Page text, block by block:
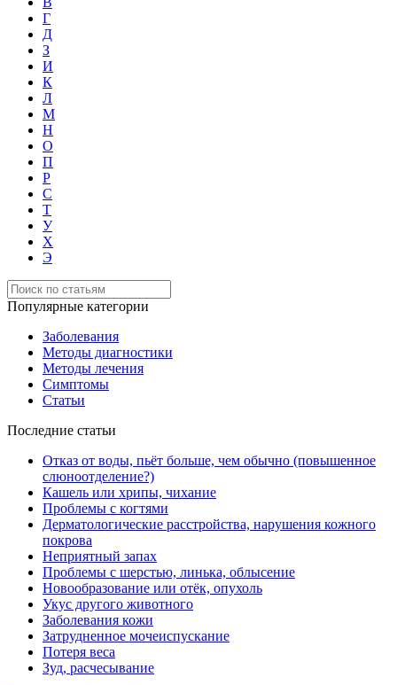
Г
Д
З
И
К
Л
М
Н
О
П
Р
С
Т
У
Х
Э
Популярные категории
Заболевания
Методы диагностики
Методы лечения
Симптомы
Статьи
Последние статьи
Отказ от воды, пьёт больше, чем обычно (повышенное
слюноотделение?)
Кашель или хрипы, чихание
Проблемы с когтями
Дерматологические расстройства, нарушения кожного
покрова
Неприятный запах
Проблемы с шерстью, линька, облысение
Новообразование или отёк, опухоль
Укус другого животного
Заболевания кожи
Затрудненное мочеиспускание
Потеря веса
Зуд, расчесывание